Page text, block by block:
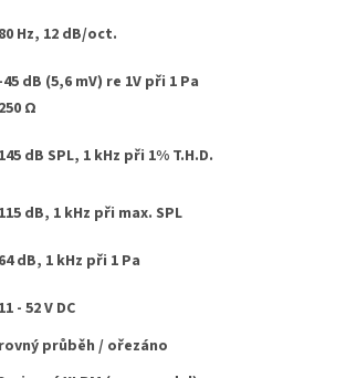
80 Hz, 12 dB/oct.
-45 dB (5,6 mV) re 1V při 1 Pa
250 Ω
145 dB SPL, 1 kHz při 1% T.H.D.
115 dB, 1 kHz při max. SPL
64 dB, 1 kHz při 1 Pa
11 - 52 V DC
rovný průběh / ořezáno